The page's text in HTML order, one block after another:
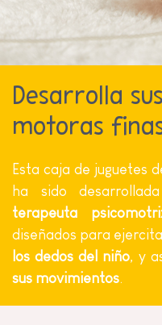
Desarrolla
motoras
Esta caja de juguetes
ha sido
terapeuta
diseñados para
los dedos del niño, y
sus movimientos.